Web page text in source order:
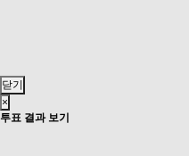
닫기
×
투표 결과 보기